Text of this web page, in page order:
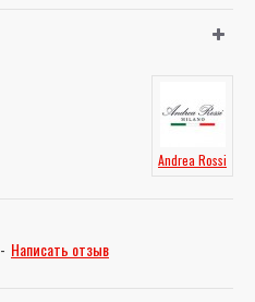
Andrea Rossi
- Написать отзыв